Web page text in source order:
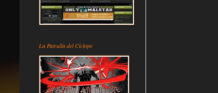
La Patrulla del Cíclope